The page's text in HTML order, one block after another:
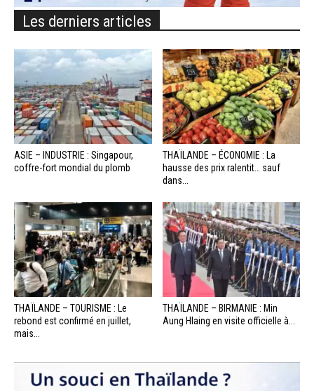
Les derniers articles
ASIE – INDUSTRIE : Singapour,
coffre-fort mondial du plomb
THAÏLANDE – ÉCONOMIE : La
hausse des prix ralentit… sauf
dans...
THAÏLANDE – TOURISME : Le
rebond est confirmé en juillet,
mais...
THAÏLANDE – BIRMANIE : Min
Aung Hlaing en visite officielle à...